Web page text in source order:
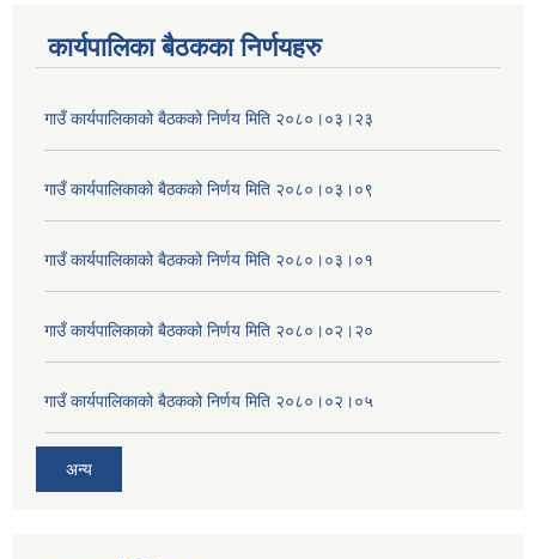
कार्यपालिका बैठकका निर्णयहरु
गाउँ कार्यपालिकाको बैठकको निर्णय मिति २०८०।०३।२३
गाउँ कार्यपालिकाको बैठकको निर्णय मिति २०८०।०३।०९
गाउँ कार्यपालिकाको बैठकको निर्णय मिति २०८०।०३।०१
गाउँ कार्यपालिकाको बैठकको निर्णय मिति २०८०।०२।२०
गाउँ कार्यपालिकाको बैठकको निर्णय मिति २०८०।०२।०५
अन्य